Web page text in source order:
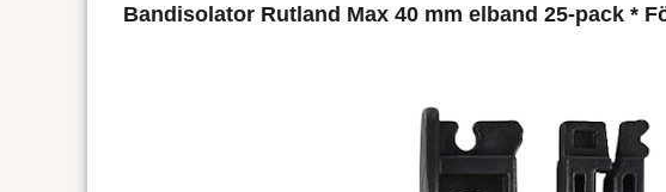
Bandisolator Rutland Max 40 mm elband 25-pack *